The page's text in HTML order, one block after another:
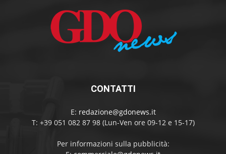
CONTATTI
E: redazione@gdonews.it
T: +39 051 082 87 98 (Lun-Ven ore 09-12 e 15-17)
Per informazioni sulla pubblicità: